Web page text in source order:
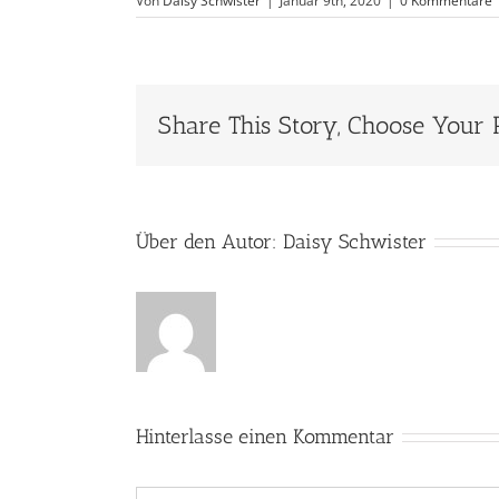
Share This Story, Choose Your
Über den Autor: Daisy Schwister
Hinterlasse einen Kommentar